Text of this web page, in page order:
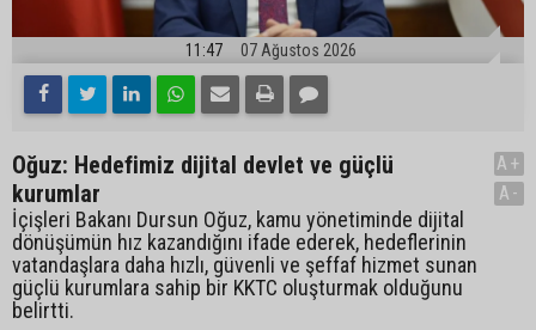
11:47 07 Ağustos 2026
Oğuz: Hedefimiz dijital devlet ve güçlü
kurumlar
İçişleri Bakanı Dursun Oğuz, kamu yönetiminde dijital
dönüşümün hız kazandığını ifade ederek, hedeflerinin
vatandaşlara daha hızlı, güvenli ve şeffaf hizmet sunan
güçlü kurumlara sahip bir KKTC oluşturmak olduğunu
belirtti.
A+
A-